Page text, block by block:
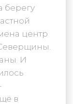
берегу
центр
И
в